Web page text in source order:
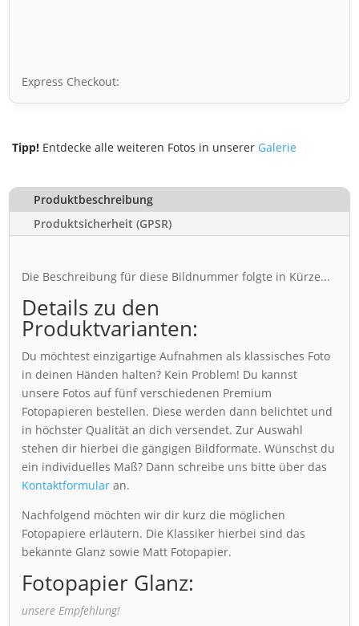
Express Checkout:
Tipp! Entdecke alle weiteren Fotos in unserer Galerie
Produktbeschreibung
Produktsicherheit (GPSR)
Die Beschreibung für diese Bildnummer folgte in Kürze...
Details zu den
Produktvarianten:
Du möchtest einzigartige Aufnahmen als klassisches Foto
in deinen Händen halten? Kein Problem! Du kannst
unsere Fotos auf fünf verschiedenen Premium
Fotopapieren bestellen. Diese werden dann belichtet und
in höchster Qualität an dich versendet. Zur Auswahl
stehen dir hierbei die gängigen Bildformate. Wünschst du
ein individuelles Maß? Dann schreibe uns bitte über das
Kontaktformular an.
Nachfolgend möchten wir dir kurz die möglichen
Fotopapiere erläutern. Die Klassiker hierbei sind das
bekannte Glanz sowie Matt Fotopapier.
Fotopapier Glanz:
unsere Empfehlung!